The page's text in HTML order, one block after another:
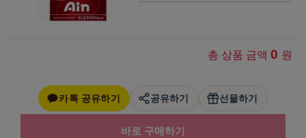
총 상품 금액 0 원
카톡 공유하기 공유하기 선물하기
바로 구매하기